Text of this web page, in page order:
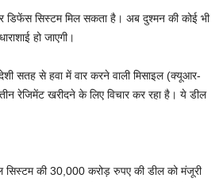
डिफेंस सिस्टम मिल सकता है। अब दुश्मन की कोई भी
हो जाएगी।
सतह से हवा में वार करने वाली मिसाइल (क्यूआर-
रेजिमेंट खरीदने के लिए विचार कर रहा है। ये डील
सिस्टम की 30,000 करोड़ रुपए की डील को मंजूरी